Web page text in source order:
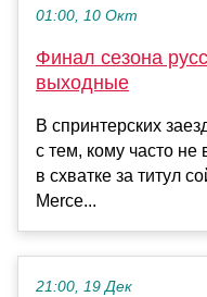
01:00, 10 Окт
Финал сезона
выходные
В спринтерских
с тем, кому часто не
в схватке за титул
Merce...
21:00, 19 Дек